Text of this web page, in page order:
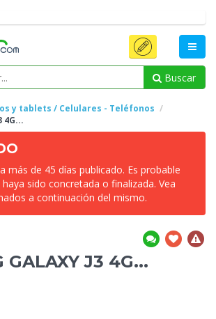
Buscar
y tablets / Celulares - Teléfonos
4G...
más de 45 días publicado. Es probable
sido concretada o finalizada. Vea
a continuación del mismo.
GALAXY J3 4G...